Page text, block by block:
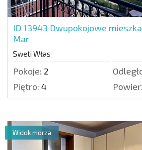
ID 13943 Dwupokojowe
Mar
Sweti Włas
Pokoje: 2
Piętro: 4
Widok morza